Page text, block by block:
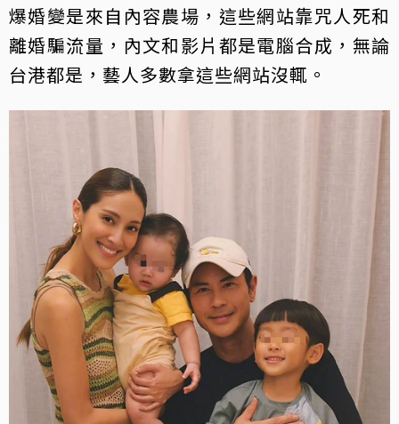
爆婚變是來自內容農場，這些網站靠咒人死和
離婚騙流量，內文和影片都是電腦合成，無論
台港都是，藝人多數拿這些網站沒輒。